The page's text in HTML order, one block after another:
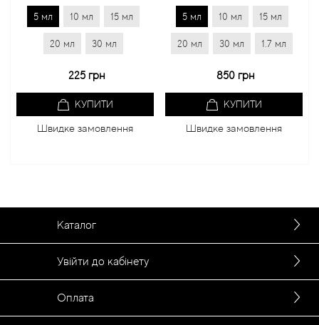
5 мл 10 мл 15 мл
20 мл 30 мл
225 грн
КУПИТИ
Швидке замовлення
5 мл 10 мл 15 мл
20 мл 30 мл 1.7 мл
850 грн
КУПИТИ
Швидке замовлення
Каталог
Увійти до кабінету
Оплата